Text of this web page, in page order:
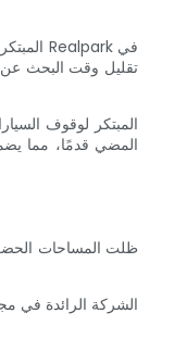
ظلت المساحات